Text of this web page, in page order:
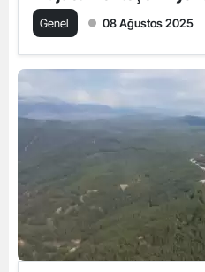
Genel 08 Ağustos 2025